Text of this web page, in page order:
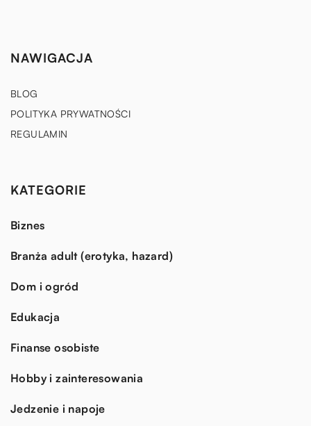
NAWIGACJA
BLOG
POLITYKA PRYWATNOŚCI
REGULAMIN
KATEGORIE
Biznes
Branża adult (erotyka, hazard)
Dom i ogród
Edukacja
Finanse osobiste
Hobby i zainteresowania
Jedzenie i napoje